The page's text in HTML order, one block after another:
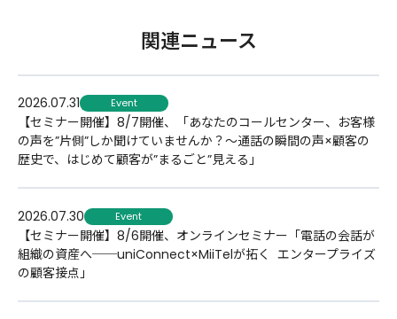
関連ニュース
2026.07.31 Event
【セミナー開催】8/7開催、「あなたのコールセンター、お客様
の声を”片側”しか聞けていませんか？〜通話の瞬間の声×顧客の
歴史で、はじめて顧客が”まるごと”見える」
2026.07.30 Event
【セミナー開催】8/6開催、オンラインセミナー「電話の会話が
組織の資産へ──uniConnect×MiiTelが拓く​ エンタープライズ
の顧客接点」